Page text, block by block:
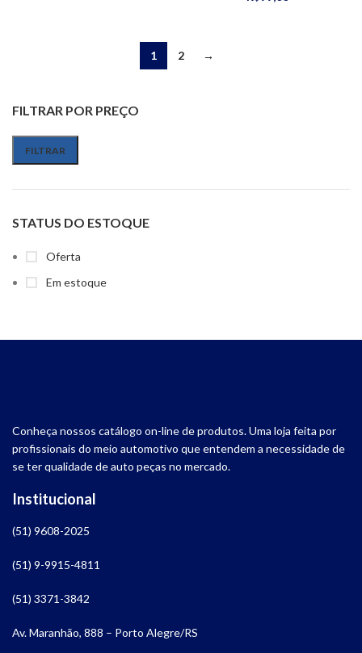
FILTRAR POR PREÇO
FILTRAR
STATUS DO ESTOQUE
Oferta
Em estoque
1 2 →
Conheça nossos catálogo on-line de produtos. Uma loja feita por
profissionais do meio automotivo que entendem a necessidade de
se ter qualidade de auto peças no mercado.
Institucional
(51) 9608-2025
(51) 9-9915-4811
(51) 3371-3842
Av. Maranhão, 888 – Porto Alegre/RS